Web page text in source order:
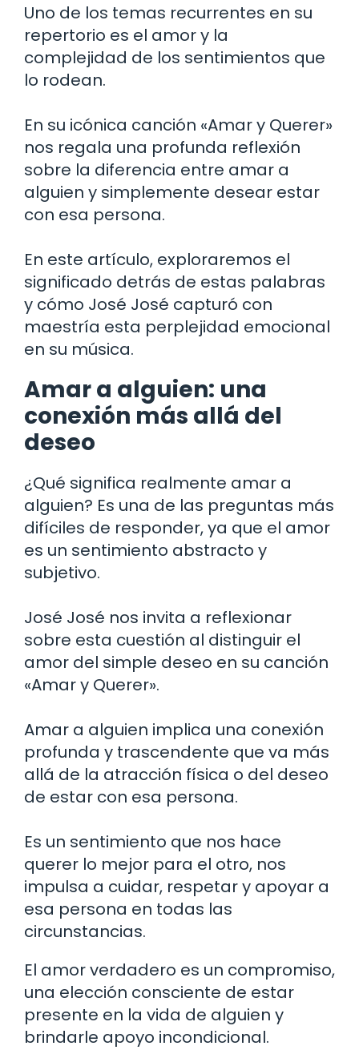
Uno de los temas recurrentes en su
repertorio es el amor y la
complejidad de los sentimientos que
lo rodean.
En su icónica canción «Amar y Querer»
nos regala una profunda reflexión
sobre la diferencia entre amar a
alguien y simplemente desear estar
con esa persona.
En este artículo, exploraremos el
significado detrás de estas palabras
y cómo José José capturó con
maestría esta perplejidad emocional
en su música.
Amar a alguien: una
conexión más allá del
deseo
¿Qué significa realmente amar a
alguien? Es una de las preguntas más
difíciles de responder, ya que el amor
es un sentimiento abstracto y
subjetivo.
José José nos invita a reflexionar
sobre esta cuestión al distinguir el
amor del simple deseo en su canción
«Amar y Querer».
Amar a alguien implica una conexión
profunda y trascendente que va más
allá de la atracción física o del deseo
de estar con esa persona.
Es un sentimiento que nos hace
querer lo mejor para el otro, nos
impulsa a cuidar, respetar y apoyar a
esa persona en todas las
circunstancias.
El amor verdadero es un compromiso,
una elección consciente de estar
presente en la vida de alguien y
brindarle apoyo incondicional.